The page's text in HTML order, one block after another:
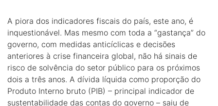
A piora dos indicadores fiscais do país, este ano, é
inquestionável. Mas mesmo com toda a “gastança” do
governo, com medidas anticíclicas e decisões
anteriores à crise financeira global, não há sinais de
risco de solvência do setor público para os próximos
dois a três anos. A dívida líquida como proporção do
Produto Interno bruto (PIB) – principal indicador de
sustentabilidade das contas do governo – saiu de